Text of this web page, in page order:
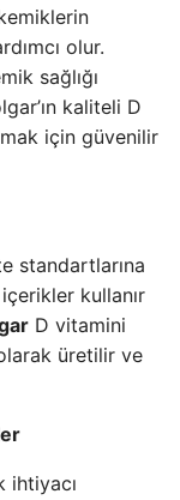
olur.
sağlığı
kaliteli D
için güvenilir
standartlarına
kullanır
D vitamini
üretilir ve
ihtiyacı